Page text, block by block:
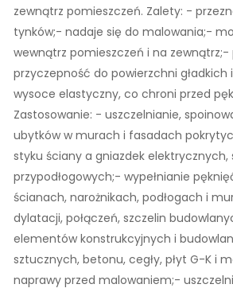
zewnątrz pomieszczeń. Zalety: -
tynków;- nadaje się do malowania;-
wewnątrz pomieszczeń i na
przyczepność do powierzchni
wysoce elastyczny, co chroni przed
Zastosowanie: - uszczelnianie,
ubytków w murach i fasadach
styku ściany a gniazdek elektrycznych,
przypodłogowych;- wypełnianie
ścianach, narożnikach, podłogach i
dylatacji, połączeń, szczelin
elementów konstrukcyjnych i
sztucznych, betonu, cegły, płyt G-K i
naprawy przed malowaniem;-